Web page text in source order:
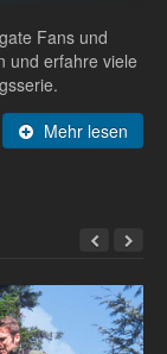
Fans und
und erfahre viele
Mehr lesen